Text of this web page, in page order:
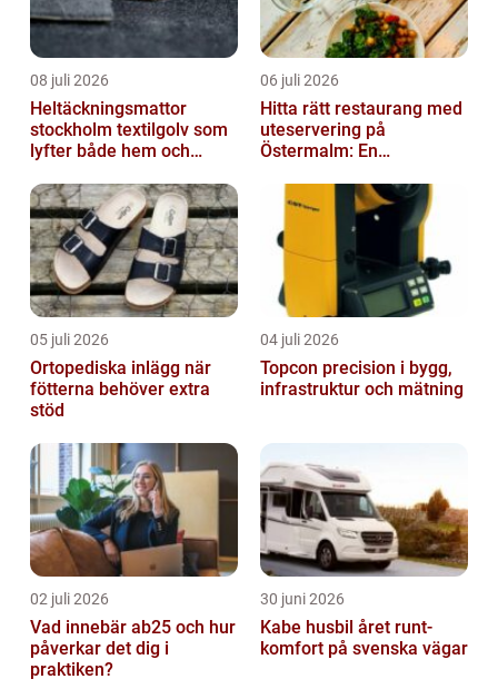
08 juli 2026
Heltäckningsmattor
stockholm textilgolv som
lyfter både hem och
06 juli 2026
Hitta rätt restaurang med
uteservering på
Östermalm: En
i solen
05 juli 2026
Ortopediska inlägg när
fötterna behöver extra
stöd
04 juli 2026
Topcon precision i bygg,
infrastruktur och mätning
02 juli 2026
Vad innebär ab25 och hur
påverkar det dig i
praktiken?
30 juni 2026
Kabe husbil året runt-
komfort på svenska vägar